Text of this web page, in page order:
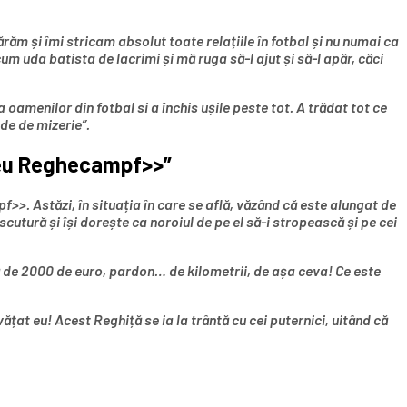
și îmi stricam absolut toate relațiile în fotbal și nu numai ca
uda batista de lacrimi și mă ruga să-l ajut și să-l apăr, căci
oamenilor din fotbal si a închis ușile peste tot. A trădat tot ce
de mizerie”.
Reghecampf>>”
Astăzi, în situația în care se află, văzând că este alungat de
și își dorește ca noroiul de pe el să-i stropească și pe cei
2000 de euro, pardon… de kilometrii, de așa ceva! Ce este
eu! Acest Reghiță se ia la trântă cu cei puternici, uitând că